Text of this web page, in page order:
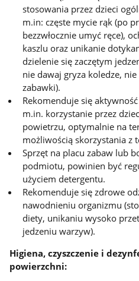
stosowania przez dzieci
m.in: częste mycie rąk (po
bezzwłocznie umyć ręce),
kaszlu oraz unikanie
dzielenie się zaczętym
nie dawaj gryza koledze,
zabawki).
Rekomenduje się
m.in. korzystanie przez
powietrzu, optymalnie na
możliwością skorzystania z
Sprzęt na placu zabaw lub
podmiotu, powinien być
użyciem detergentu.
Rekomenduje się zdrowe
nawodnieniu organizmu
diety, unikaniu wysoko
jedzeniu warzyw).
Higiena, czyszczenie i
powierzchni: